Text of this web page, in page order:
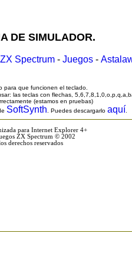
DE SIMULADOR.
ZX Spectrum - Juegos -
para que funcionen el teclado.
las teclas con flechas,
(estamos en pruebas)
SoftSynth . Puedes descargarlo aquí
para Internet Explorer 4+
ZX Spectrum © 2002
derechos reservados